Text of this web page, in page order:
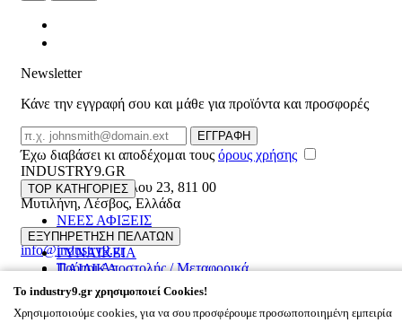
Newsletter
Κάνε την εγγραφή σου και μάθε για προϊόντα και προσφορές
Email
ΕΓΓΡΑΦΗ
Έχω διαβάσει κι αποδέχομαι τους όρους χρήσης
INDUSTRY9.GR
Ελευθέριου Βενιζέλου 23, 811 00
Μυτιλήνη,Λέσβος,Ελλάδα
22510 55629
info@industry9.gr
TOP ΚΑΤΗΓΟΡΙΕΣ
ΝΕΕΣ ΑΦΙΞΕΙΣ
ΑΝΔΡΙΚΑ
ΓΥΝΑΙΚΕΙΑ
ΠΑΙΔΙΚΑ
ΑΞΕΣΟΥΑΡ
OFFERS UP TO 60%
ΕΞΥΠΗΡΕΤΗΣΗ ΠΕΛΑΤΩΝ
Τρόποι Αποστολής / Μεταφορικά
Επιστροφές προϊόντων
Συχνές ερωτήσεις
ΠΛΗΡΟΦΟΡΙΕΣ
Εταιρικό προφίλ
To industry9.gr χρησιμοποιεί Cookies!
Χρησιμοποιούμε cookies, για να σου προσφέρουμε προσωποποιημένη εμπειρία